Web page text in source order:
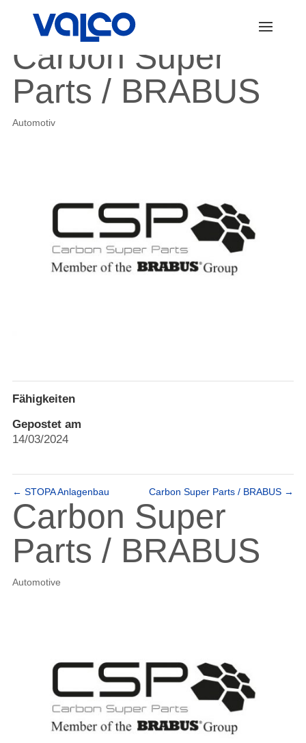
Carbon Super
Parts / BRABUS
Automotiv
Fähigkeiten
Gepostet am
14/03/2024
← STOPA Anlagenbau Carbon Super Parts / BRABUS →
Carbon Super
Parts / BRABUS
Automotive